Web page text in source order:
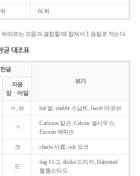
위 fű 퓌
뒤따르는 모음과 결합할 때 합쳐서 1 음절로 적는다.
글 대조표
한글
보기
자음
앞ㆍ어말
ㅂ, 브 bal 발, snabbt 스납트, Jacob 야코브
ㄱ
Carlsson 칼손, Celsius 셀시우스,
Ericson 에릭손
크 charm 샤름, och 오크
드
dag 다그, dricka 드리카, Halmstad
할름스타드